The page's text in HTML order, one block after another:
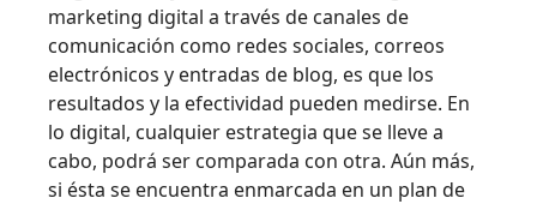
marketing digital a través de canales de
comunicación como redes sociales, correos
electrónicos y entradas de blog, es que los
resultados y la efectividad pueden medirse. En
lo digital, cualquier estrategia que se lleve a
cabo, podrá ser comparada con otra. Aún más,
si ésta se encuentra enmarcada en un plan de